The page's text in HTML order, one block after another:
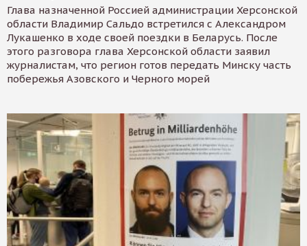
Глава назначенной Россией администрации Херсонской
области Владимир Сальдо встретился с Александром
Лукашенко в ходе своей поездки в Беларусь. После
этого разговора глава Херсонской области заявил
журналистам, что регион готов передать Минску часть
побережья Азовского и Черного морей